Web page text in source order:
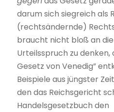
darum sich siegreich als
(rechtsändernde)
braucht nicht bloß an
Urteilsspruch zu denken,
Gesetz von Venedig”
Beispiele aus jüngster
den das Reichsgericht
Handelsgesetzbuch den